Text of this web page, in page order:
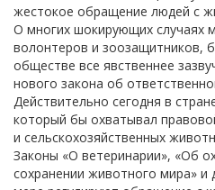
жестокое обращение людей с
О многих шокирующих случаях
волонтеров и зоозащитников,
обществе все явственнее
нового закона об
Действительно сегодня в
который бы охватывал
и сельскохозяйственных
Законы «О ветеринарии», «Об
сохранении животного мира» и